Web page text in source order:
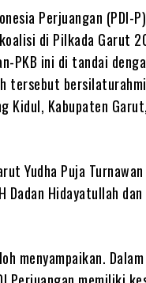
Perjuangan (PDI-
di Pilkada Garut
PKB ini di tandai
tersebut
Kidul, Kabupaten
Yudha Puja
Dadan Hidayatullah
menyampaikan.